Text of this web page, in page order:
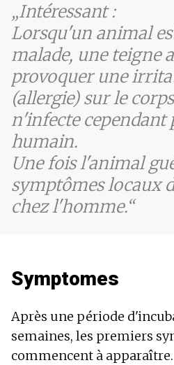
Intéressant :
Lorsqu'un animal
malade, une teigne
provoquer une
(allergie) sur le
n'infecte cependant
humain.
Une fois l'animal
symptômes locaux
chez l'homme.
Symptomes
Après une période
semaines, les premiers
commencent à apparaître.